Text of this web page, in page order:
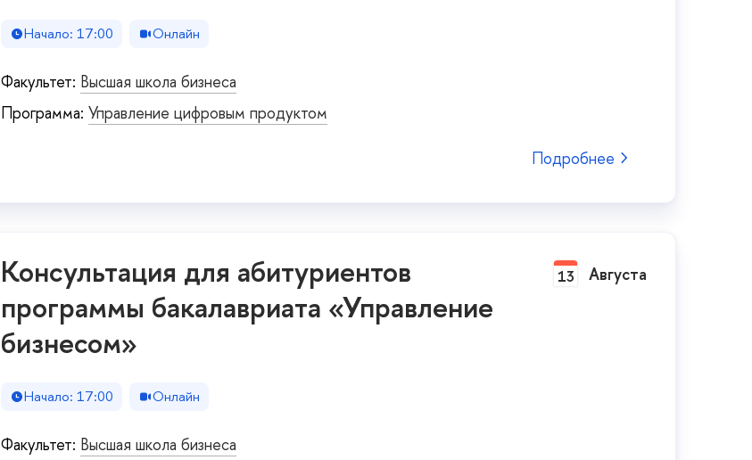
Начало: 17:00 Онлайн
Факультет: Высшая школа бизнеса
Программа: Управление цифровым продуктом
Подробнее
Консультация для абитуриентов
программы бакалавриата «Управление
бизнесом»
13 Августа
Начало: 17:00 Онлайн
Факультет: Высшая школа бизнеса